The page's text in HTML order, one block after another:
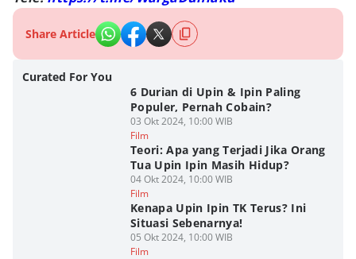
Share Article
Curated For You
6 Durian di Upin & Ipin Paling
Populer, Pernah Cobain?
03 Okt 2024, 10:00 WIB
Film
Teori: Apa yang Terjadi Jika Orang
Tua Upin Ipin Masih Hidup?
04 Okt 2024, 10:00 WIB
Film
Kenapa Upin Ipin TK Terus? Ini
Situasi Sebenarnya!
05 Okt 2024, 10:00 WIB
Film